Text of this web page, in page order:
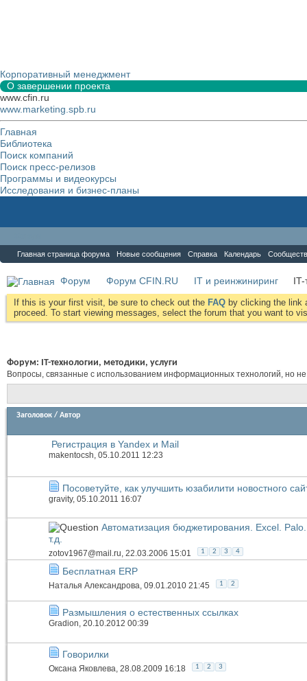
Корпоративный менеджмент
О завершении проекта
www.cfin.ru
www.marketing.spb.ru
Главная
Библиотека
Поиск компаний
Поиск пресс-релизов
Программы и видеокурсы
Исследования и бизнес-планы
Главная страница форума Новые сообщения Справка Календарь
Форум Форум CFIN.RU IT и реинжиниринг IT-
If this is your first visit, be sure to check out the FAQ by clicking the link
proceed. To start viewing messages, select the forum that you want to
Форум: IT-технологии, методики, услуги
Вопросы, связанные с использованием информационных технологий, но
Заголовок / Автор
Регистрация в Yandex и Mail
makentocsh, 05.10.2011 12:23
Посоветуйте, как улучшить юзабилити новостного
gravity, 05.10.2011 16:07
Автоматизация бюджетирования. Excel.
т.д.
zotov1967@mail.ru, 22.03.2006 15:01 1 2 3 4
Бесплатная ERP
Наталья Александрова , 09.01.2010 21:45 1 2
Размышления о естественных ссылках
Gradion, 20.10.2012 00:39
Говорилки
Оксана Яковлева , 28.08.2009 16:18 1 2 3